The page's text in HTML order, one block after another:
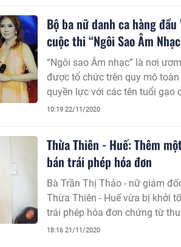
Bộ ba nữ danh ca hàng
cuộc thi “Ngôi Sao Âm
“Ngôi sao Âm nhạc” là nơi
được tổ chức trên quy mô
quyền lực với các tên tuổi gạo
Họa Mi sẽ giúp các thí sinh có
10:19 22/11/2020
Thừa Thiên - Huế: Thêm
bán trái phép hóa đơn
Bà Trần Thị Thảo - nữ giám
Thừa Thiên - Huế vừa bị khởi
trái phép hóa đơn chứng từ
18:16 21/11/2020